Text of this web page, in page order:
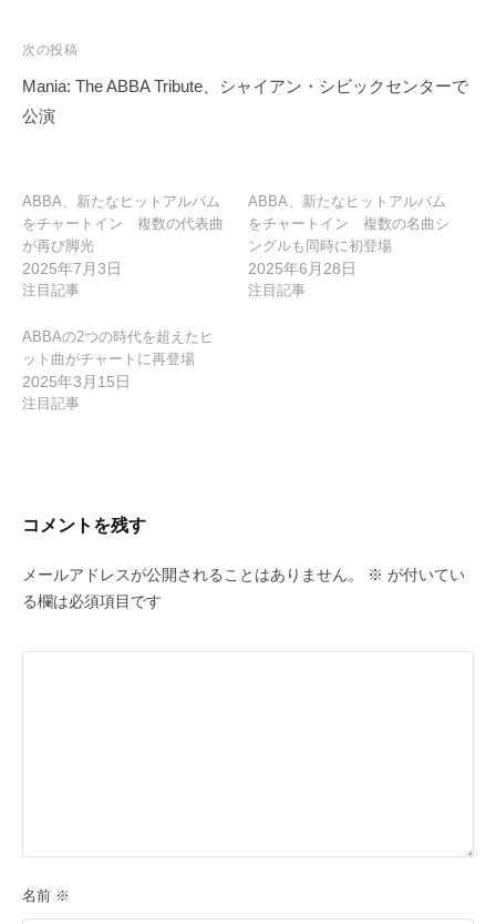
ゲ
ー
シ
次の投稿
Mania: The ABBA Tribute、シャイアン・シビックセンターで
公演
ABBA、新たなヒットアルバム
をチャートイン 複数の代表曲
が再び脚光
2025年7月3日
注目記事
ABBA、新たなヒットアルバム
をチャートイン 複数の名曲シ
ングルも同時に初登場
2025年6月28日
注目記事
ABBAの2つの時代を超えたヒ
ット曲がチャートに再登場
2025年3月15日
注目記事
コメントを残す
メールアドレスが公開されることはありません。 ※ が付いてい
る欄は必須項目です
名前 ※